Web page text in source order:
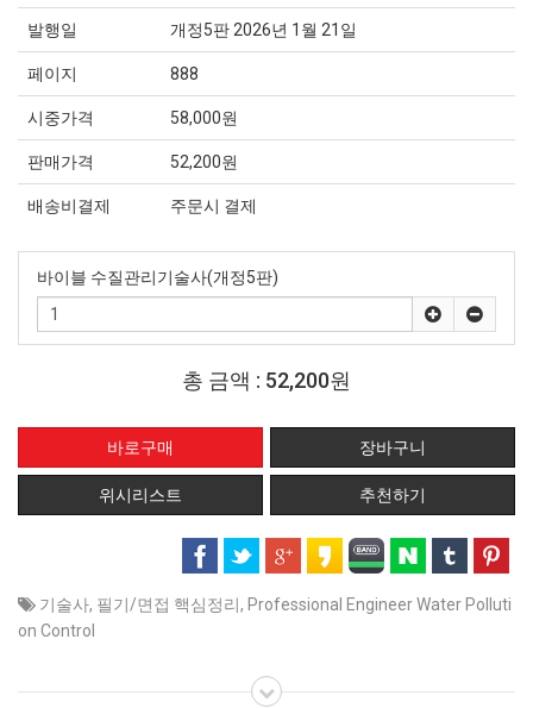
발행일 개정5판 2026년 1월 21일
페이지 888
시중가격 58,000원
판매가격 52,200원
배송비결제 주문시 결제
바이블 수질관리기술사(개정5판)
총 금액 : 52,200원
위시리스트 추천하기
기술사, 필기/면접 핵심정리, Professional Engineer Water Polluti
on Control